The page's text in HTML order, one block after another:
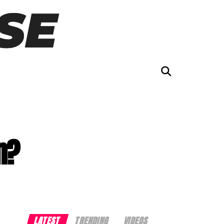
LATEST TRENDING VIDEOS